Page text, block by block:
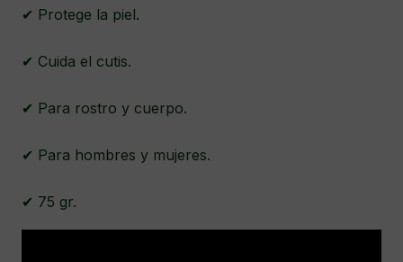
✔ Protege la piel.
✔ Cuida el cutis.
✔ Para rostro y cuerpo.
✔ Para hombres y mujeres.
✔ 75 gr.